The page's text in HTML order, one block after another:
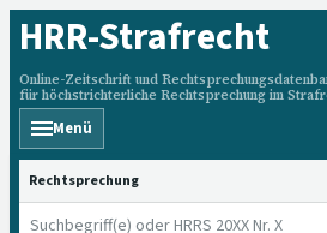
HRR-Strafrecht
Online-Zeitschrift und
für höchstrichterliche Rechtsprechung im
Menü
HRRS durchsuchen